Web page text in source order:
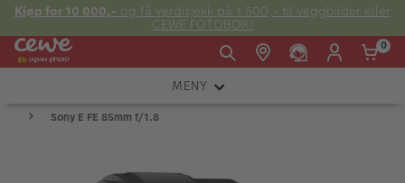
Kjøp for 10 000,- og få verdisjekk på 1 500,- til veggbilder eller
CEWE FOTOBOK!
Fre:
0
MENY
KAMERASony E FE 85mm f/1.8